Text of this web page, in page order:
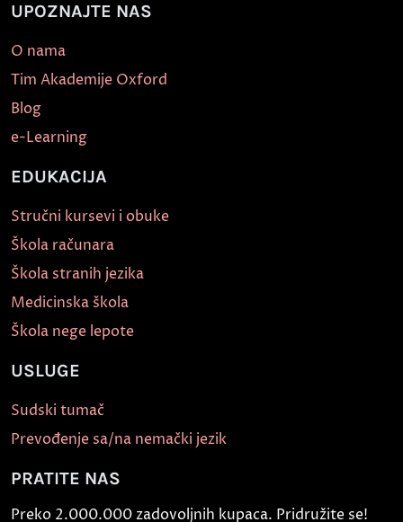
UPOZNAJTE NAS
O nama
Tim Akademije Oxford
Blog
e-Learning
EDUKACIJA
Stručni kursevi i obuke
Škola računara
Škola stranih jezika
Medicinska škola
Škola nege lepote
USLUGE
Sudski tumač
Prevođenje sa/na nemački jezik
PRATITE NAS
Preko 2.000.000 zadovoljnih kupaca. Pridružite se!